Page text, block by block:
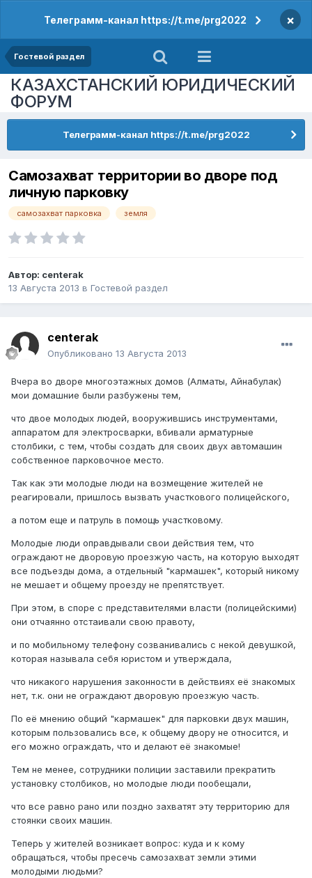
Телеграмм-канал https://t.me/prg2022 ×
Гостевой раздел
КАЗАХСТАНСКИЙ ЮРИДИЧЕСКИЙ
ФОРУМ
Телеграмм-канал https://t.me/prg2022
Самозахват территории во дворе под
личную парковку
самозахват парковка земля
Автор: centerak
13 Августа 2013 в Гостевой раздел
centerak
Опубликовано 13 Августа 2013
Вчера во дворе многоэтажных домов (Алматы, Айнабулак)
мои домашние были разбужены тем,
что двое молодых людей, вооружившись инструментами,
аппаратом для электросварки, вбивали арматурные
столбики, с тем, чтобы создать для своих двух автомашин
собственное парковочное место.
Так как эти молодые люди на возмещение жителей не
реагировали, пришлось вызвать участкового полицейского,
а потом еще и патруль в помощь участковому.
Молодые люди оправдывали свои действия тем, что
ограждают не дворовую проезжую часть, на которую выходят
все подъезды дома, а отдельный "кармашек", который никому
не мешает и общему проезду не препятствует.
При этом, в споре с представителями власти (полицейскими)
они отчаянно отстаивали свою правоту,
и по мобильному телефону созванивались с некой девушкой,
которая называла себя юристом и утверждала,
что никакого нарушения законности в действиях её знакомых
нет, т.к. они не ограждают дворовую проезжую часть.
По её мнению общий "кармашек" для парковки двух машин,
которым пользовались все, к общему двору не относится, и
его можно ограждать, что и делают её знакомые!
Тем не менее, сотрудники полиции заставили прекратить
установку столбиков, но молодые люди пообещали,
что все равно рано или поздно захватят эту территорию для
стоянки своих машин.
Теперь у жителей возникает вопрос: куда и к кому
обращаться, чтобы пресечь самозахват земли этими
молодыми людьми?